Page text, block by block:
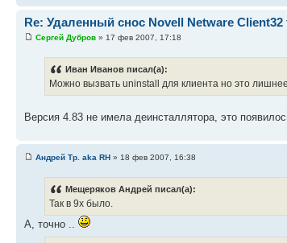
Re: Удаленный снос Novell Netware Client32
Сергей Дубров » 17 фев 2007, 17:18
Иван Иванов писал(а):
Можно вызвать uninstall для клиента но это лишнее.
Версия 4.83 не имела деинсталлятора, это
Андрей Тр. aka RH » 18 фев 2007, 16:38
Мещеряков Андрей писал(а):
Так в 9х было.
А, точно ..